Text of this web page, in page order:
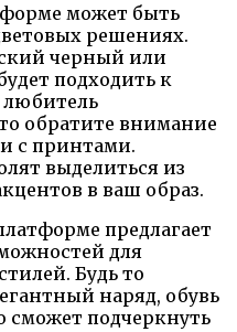
может быть
решениях.
черный или
подходить к
любитель
обратите внимание
с принтами.
выделиться из
в ваш образ.
предлагает
для
Будь то
наряд, обувь
сможет подчеркнуть